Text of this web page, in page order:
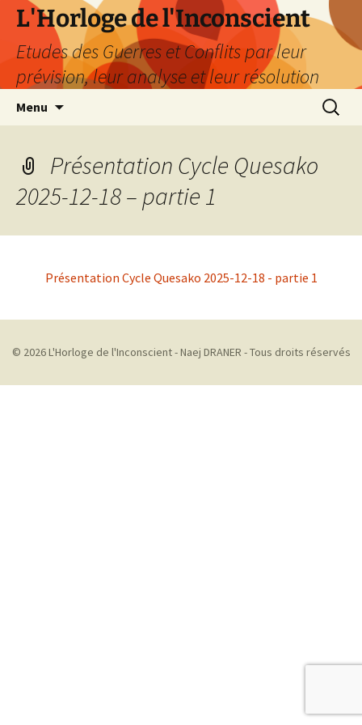
Aller
contenu
L'Horloge de l'Inconscient
Etudes des Guerres et Conflits par leur
prévision, leur analyse et leur résolution
Menu
Présentation Cycle Quesako
2025-12-18 – partie 1
Présentation Cycle Quesako 2025-12-18 - partie 1
© 2026 L'Horloge de l'Inconscient - Naej DRANER - Tous droits réservés